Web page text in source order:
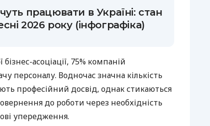
працювати в Україні: стан
2026 року (інфографіка)
асоціації, 75% компаній
персоналу. Водночас значна кількість
професійний досвід, однак стикаються
до роботи через необхідність
упередження.